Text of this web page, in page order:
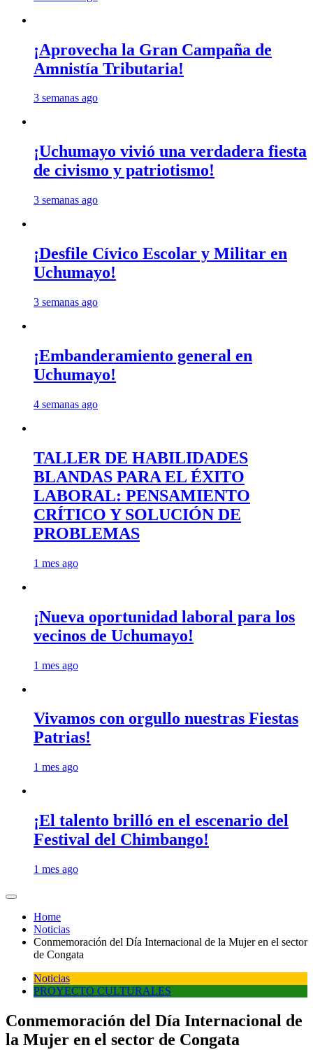
¡Aprovecha la Gran Campaña de
Amnistía Tributaria!
3 semanas ago
¡Uchumayo vivió una verdadera fiesta
de civismo y patriotismo!
3 semanas ago
¡Desfile Cívico Escolar y Militar en
Uchumayo!
3 semanas ago
¡Embanderamiento general en
Uchumayo!
4 semanas ago
TALLER DE HABILIDADES
BLANDAS PARA EL ÉXITO
LABORAL: PENSAMIENTO
CRÍTICO Y SOLUCIÓN DE
PROBLEMAS
1 mes ago
¡Nueva oportunidad laboral para los
vecinos de Uchumayo!
1 mes ago
Vivamos con orgullo nuestras Fiestas
Patrias!
1 mes ago
¡El talento brilló en el escenario del
Festival del Chimbango!
1 mes ago
Home
Noticias
Conmemoración del Día Internacional de la Mujer en el sector
de Congata
Noticias
PROYECTO CULTURALES
Conmemoración del Día Internacional de
la Mujer en el sector de Congata